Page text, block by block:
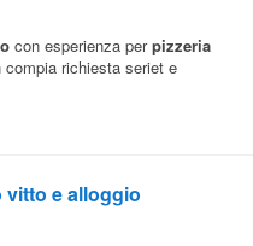
con esperienza perpizzeria
compia richiesta seriet e
vitto e alloggio